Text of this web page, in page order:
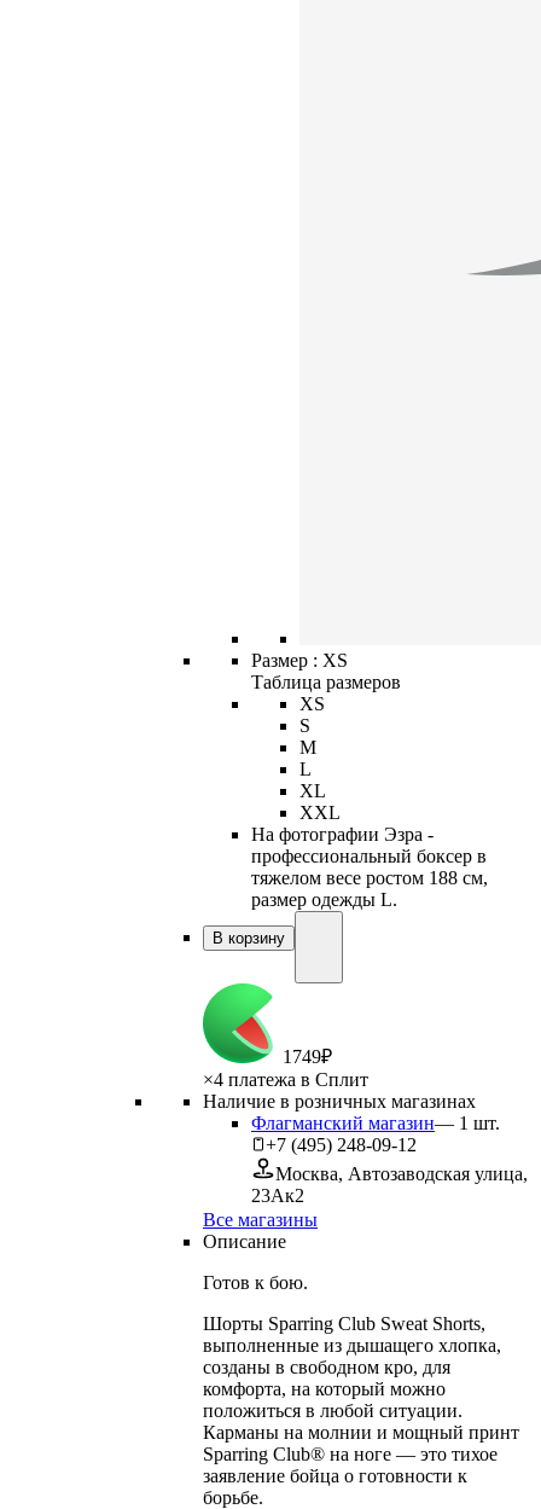
Размер : XS
Таблица размеров
XS
S
M
L
XL
XXL
На фотографии Эзра -
профессиональный боксер в
тяжелом весе ростом 188 см,
размер одежды L.
В корзину
1 749₽
×4 платежа в Сплит
Наличие в розничных магазинах
Флагманский магазин— 1 шт.
+7 (495) 248-09-12
Москва, Автозаводская улица,
23Ак2
Все магазины
Описание
Готов к бою.
Шорты Sparring Club Sweat Shorts,
выполненные из дышащего хлопка,
созданы в свободном кро, для
комфорта, на который можно
положиться в любой ситуации.
Карманы на молнии и мощный принт
Sparring Club® на ноге — это тихое
заявление бойца о готовности к
борьбе.